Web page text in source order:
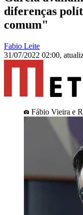
diferenças
comum"
Fabio Leite
31/07/2022 02:00,
Fábio Vieira e